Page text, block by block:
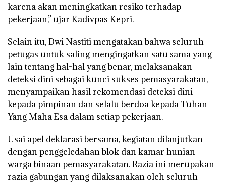
karena akan meningkatkan resiko terhadap
pekerjaan,” ujar Kadivpas Kepri.
Selain itu, Dwi Nastiti mengatakan bahwa seluruh
petugas untuk saling mengingatkan satu sama yang
lain tentang hal-hal yang benar, melaksanakan
deteksi dini sebagai kunci sukses pemasyarakatan,
menyampaikan hasil rekomendasi deteksi dini
kepada pimpinan dan selalu berdoa kepada Tuhan
Yang Maha Esa dalam setiap pekerjaan.
Usai apel deklarasi bersama, kegiatan dilanjutkan
dengan penggeledahan blok dan kamar hunian
warga binaan pemasyarakatan. Razia ini merupakan
razia gabungan yang dilaksanakan oleh seluruh